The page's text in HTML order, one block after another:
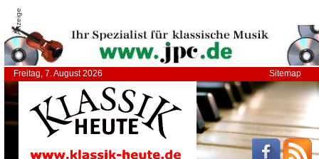
Anzeige
Freitag, 7. August 2026 Sitemap